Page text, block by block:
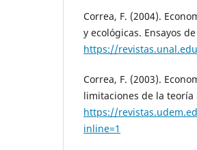
Correa, F. (2004).
y ecológicas. Ensayos
https://
Correa, F. (2003).
limitaciones de la teoría
https://
inline=1